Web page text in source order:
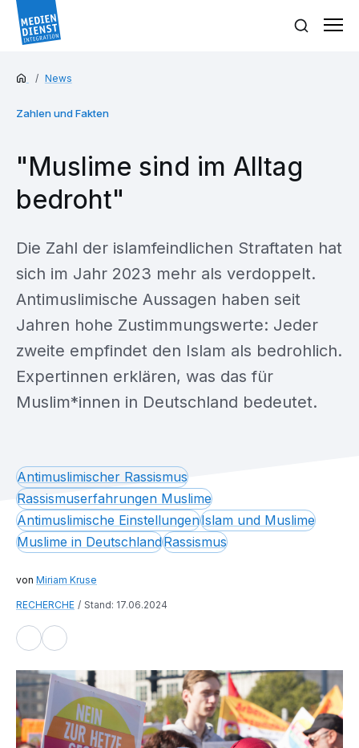
News
Zahlen und Fakten
"Muslime sind im Alltag
bedroht"
Antimuslimischer Rassismus
Rassismuserfahrungen Muslime
Antimuslimische EinstellungenIslam und Muslime
Muslime in DeutschlandRassismus
Miriam Kruse
RECHERCHE Stand: 17.06.2024
Die Zahl der islamfeindlichen Straftaten hat
sich im Jahr 2023 mehr als verdoppelt.
Antimuslimische Aussagen haben seit
Jahren hohe Zustimmungswerte: Jeder
zweite empfindet den Islam als bedrohlich.
Expertinnen erklären, was das für
Muslim*innen in Deutschland bedeutet.